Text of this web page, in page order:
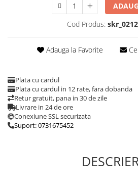
Cod Produs:
Adauga la Favorite
Plata cu cardul
Plata cu cardul in 12 rate, fara dobanda
Retur gratuit, pana in 30 de zile
Livrare in 24 de ore
Conexiune SSL securizata
Suport: 0731675452